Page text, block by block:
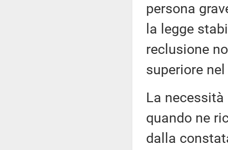
persona
la legge
reclusione
superiore
La
quando ne
dalla